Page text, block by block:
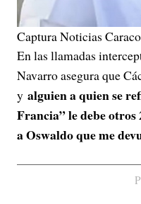
Captura Noticias
En las llamadas
Navarro asegura que
y alguien a quien se
Francia” le debe otros
a Oswaldo que me